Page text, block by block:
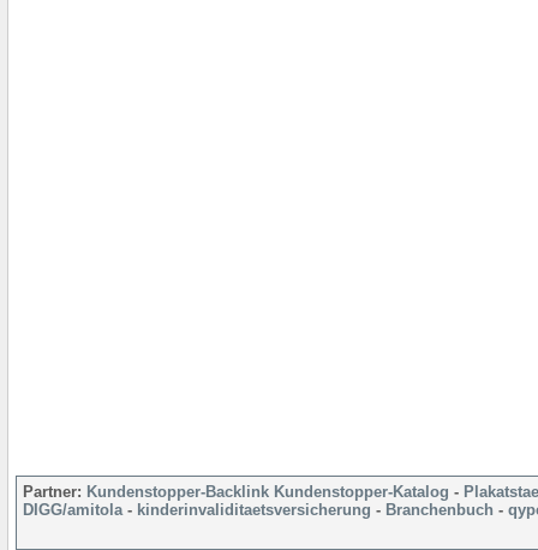
Partner: Kundenstopper-Backlink Kundenstopper-Katalog -
DIGG/amitola- kinderinvaliditaetsversicherung - Branchenbuch -